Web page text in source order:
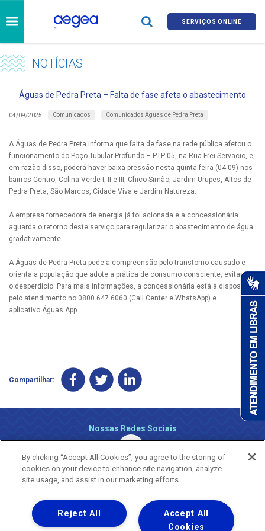
SERVIÇOS ONLINE
NOTÍCIAS
Águas de Pedra Preta – Falta de fase afeta o abastecimento
04/09/2025 Comunicados Comunicados Águas de Pedra Preta
A Águas de Pedra Preta informa que falta de fase na rede pública afetou o
funcionamento do Poço Tubular Profundo – PTP 05, na Rua Frei Servacio, e,
em razão disso, poderá haver baixa pressão nesta quinta-feira (04.09) nos
bairros Centro, Colina Verde I, II e III, Chico Simão, Jardim Urupes, Altos de
Pedra Preta, São Marcos, Cidade Viva e Jardim Natureza.
A empresa fornecedora de energia já foi acionada e a concessionária
aguarda o retorno deste serviço para regularizar o abastecimento de água
gradativamente.
A Águas de Pedra Preta pede a compreensão pelo transtorno causado e
orienta a população que adote a prática de consumo consciente, evitando
o desperdício. Para mais informações, a concessionária está à disposição
pelo atendimento no 0800 647 6060 (Call Center e WhatsApp) e
aplicativo Águas App.
Compartilhar:
Nossas Redes Sociais
Uma empresa
Copyright ® 2026 - Todos os Direitos Reservados.
By clicking “Accept All Cookies”, you agree to the storing of
cookies on your device to enhance site navigation, analyze
site usage, and assist in our marketing efforts.
Accept All
Cookies
Reject All